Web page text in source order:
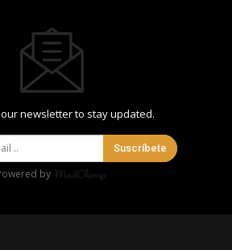
newsletter to stay updated.
Suscríbete
by